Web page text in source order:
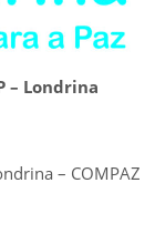
– Londrina
– COMPAZ